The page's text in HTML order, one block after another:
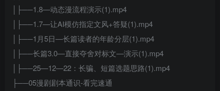
│├──1.8—动态漫流程演示(1).mp4
│├──1.7—让AI模仿指定文风+答疑(1).mp4
│├──1月5日—长篇读者的年龄分层(1).mp4
│├──长篇3.0—直接夺舍对标文—演示(1).mp4
│├──25—12—22：长骗、短篇选题思路(1).mp4
├──05漫剧剧本通识-看完速通